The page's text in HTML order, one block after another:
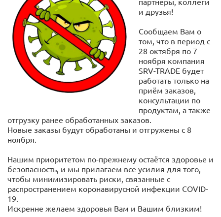
и друзья!
Сообщаем Вам о
том, что в период с
28 октября по 7
ноября компания
SRV-TRADE будет
работать только на
приём заказов,
консультации по
продуктам, а также
отгрузку ранее обработанных заказов.
Новые заказы будут обработаны и отгружены с 8
ноября.
Нашим приоритетом по-прежнему остаётся здоровье и
безопасность, и мы прилагаем все усилия для того,
чтобы минимизировать риски, связанные с
распространением коронавирусной инфекции COVID-
19.
Искренне желаем здоровья Вам и Вашим близким!